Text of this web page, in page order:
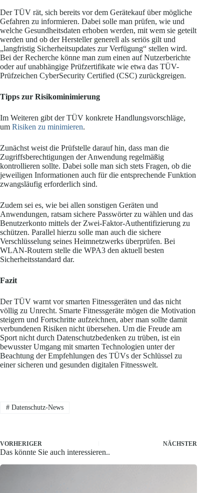
Der TÜV rät, sich bereits vor dem Gerätekauf über mögliche
Gefahren zu informieren. Dabei solle man prüfen, wie und
welche Gesundheitsdaten erhoben werden, mit wem sie geteilt
werden und ob der Hersteller generell als seriös gilt und
„langfristig Sicherheitsupdates zur Verfügung“ stellen wird.
Bei der Recherche könne man zum einen auf Nutzerberichte
oder auf unabhängige Prüfzertifikate wie etwa das TÜV-
Prüfzeichen CyberSecurity Certified (CSC) zurückgreigen.
Tipps zur Risikominimierung
Im Weiteren gibt der TÜV konkrete Handlungsvorschläge,
um Risiken zu minimieren.
Zunächst weist die Prüfstelle darauf hin, dass man die
Zugriffsberechtigungen der Anwendung regelmäßig
kontrollieren sollte. Dabei solle man sich stets Fragen, ob die
jeweiligen Informationen auch für die entsprechende Funktion
zwangsläufig erforderlich sind.
Zudem sei es, wie bei allen sonstigen Geräten und
Anwendungen, ratsam sichere Passwörter zu wählen und das
Benutzerkonto mittels der Zwei-Faktor-Authentifizierung zu
schützen. Parallel hierzu solle man auch die sichere
Verschlüsselung seines Heimnetzwerks überprüfen. Bei
WLAN-Routern stelle die WPA3 den aktuell besten
Sicherheitsstandard dar.
Fazit
Der TÜV warnt vor smarten Fitnessgeräten und das nicht
völlig zu Unrecht. Smarte Fitnessgeräte mögen die Motivation
steigern und Fortschritte aufzeichnen, aber man sollte damit
verbundenen Risiken nicht übersehen. Um die Freude am
Sport nicht durch Datenschutzbedenken zu trüben, ist ein
bewusster Umgang mit smarten Technologien unter der
Beachtung der Empfehlungen des TÜVs der Schlüssel zu
einer sicheren und gesunden digitalen Fitnesswelt.
#Datenschutz-News
VORHERIGER NÄCHSTER
Das könnte Sie auch interessieren..